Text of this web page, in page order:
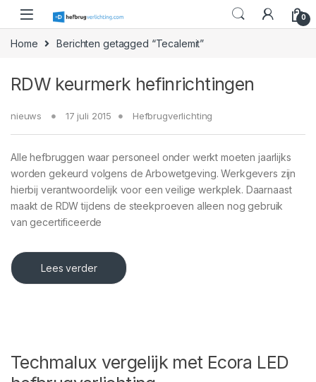
Skip to navigation
Skip to content
0
Home Berichten getagged “Tecalemit”
RDW keurmerk hefinrichtingen
nieuws 17 juli 2015 Hefbrugverlichting
Alle hefbruggen waar personeel onder werkt moeten jaarlijks
worden gekeurd volgens de Arbowetgeving. Werkgevers zijn
hierbij verantwoordelijk voor een veilige werkplek. Daarnaast
maakt de RDW tijdens de steekproeven alleen nog gebruik
van gecertificeerde
Lees verder
Techmalux vergelijk met Ecora LED